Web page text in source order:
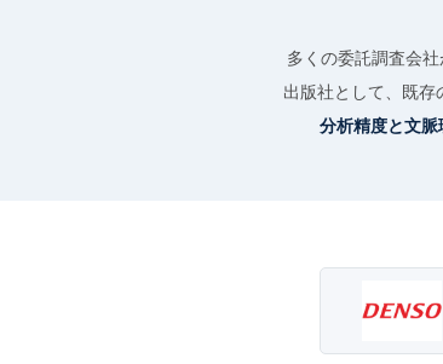
多くの委託調査会
出版社として、既
分析精度と文